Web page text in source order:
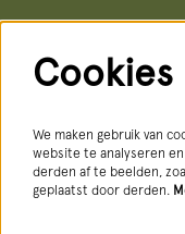
Cookies
We maken gebruik van
website te analyseren
derden af te beelden,
geplaatst door derden.